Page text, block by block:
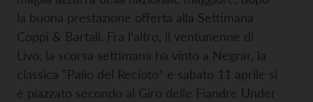
la buona prestazione offerta alla Settimana
Coppi & Bartali. Fra l’altro, il ventunenne di
Livo, la scorsa settimana ha vinto a Negrar, la
classica “Palio del Recioto” e sabato 11 aprile si
è piazzato secondo al Giro delle Fiandre Under